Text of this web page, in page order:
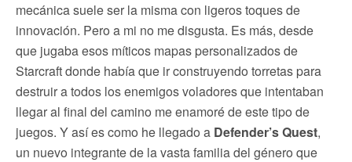
mecánica suele ser la misma con ligeros toques de
innovación. Pero a mi no me disgusta. Es más, desde
que jugaba esos míticos mapas personalizados de
Starcraft donde había que ir construyendo torretas para
destruir a todos los enemigos voladores que intentaban
llegar al final del camino me enamoré de este tipo de
juegos. Y así es como he llegado a Defender’s Quest,
un nuevo integrante de la vasta familia del género que